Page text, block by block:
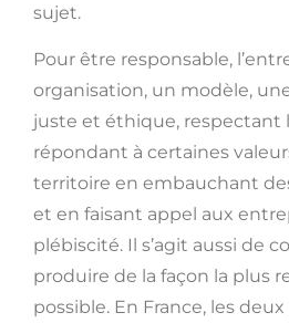
sujet.
Pour être responsable,
organisation, un modèle,
juste et éthique, respectant
répondant à certaines
territoire en embauchant
et en faisant appel aux
plébiscité. Il s’agit aussi de
produire de la façon la plus
possible. En France, les